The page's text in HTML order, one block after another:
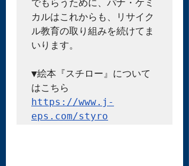
でもらうために、パナ・ケミ
カルはこれからも、リサイク
ル教育の取り組みを続けてま
いります。
▼絵本『スチロー』について
https://www.j-
eps.com/styro